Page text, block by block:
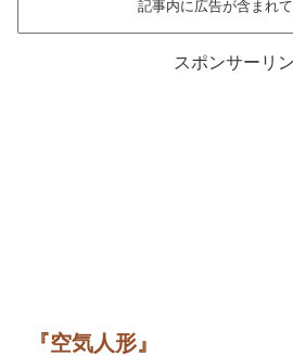
記事内に広告が含まれて
スポンサーリ
『空気人形』